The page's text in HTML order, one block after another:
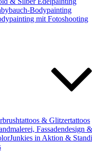
Bodypainting
mit Fotoshooting
& Glitzertattoos
Fassadendesign
in Aktion &